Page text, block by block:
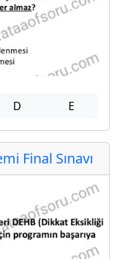
D E
Final Sınavı